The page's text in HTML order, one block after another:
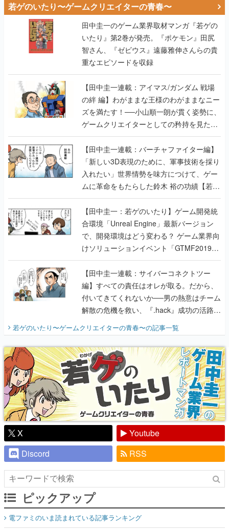
若ゲのいたり〜ゲームクリエイターの青春〜
田中圭一のゲーム業界取材マンガ『若ゲの
いたり』第2巻が発売。『ポケモン』田尻
智さん、『ゼビウス』遠藤雅伸さんらの貴
重なエピソードを収録
【田中圭一連載：アイマス/ガンダム 戦場
の絆 編】わがままな王様のわがままなニー
ズを満たす！──小山順一朗が貫く姿勢に、
ゲームクリエイターとしての矜持を見た
【若ゲのいたり最終回】
【田中圭一連載：バーチャファイター編】
「新しい3D表現のために、軍事技術を採り
入れたい」世界情勢を味方につけて、ゲー
ムに革命をもたらした鈴木 裕の功績【若ゲ
のいたり】
【田中圭一：若ゲのいたり】ゲーム開発統
合環境「Unreal Engine」最新バージョン
で、開発環境はどう変わる？ ゲーム業界向
けソリューションイベント「GTMF2019」
に行って、より理解を深めよう【PR】
【田中圭一連載：サイバーコネクトツー
編】すべての責任はオレが取る。だから、
付いてきてくれないか──男の熱意はチーム
解散の危機を救い、『.hack』成功の活路を
開く。業界の快男児・松山 洋に流れる血は
『少年ジャンプ』色だった【若ゲのいた
り】
若ゲのいたり〜ゲームクリエイターの青春〜の記事一覧
X
Youtube
Discord
RSS
ピックアップ
電ファミのいま読まれている記事ランキング